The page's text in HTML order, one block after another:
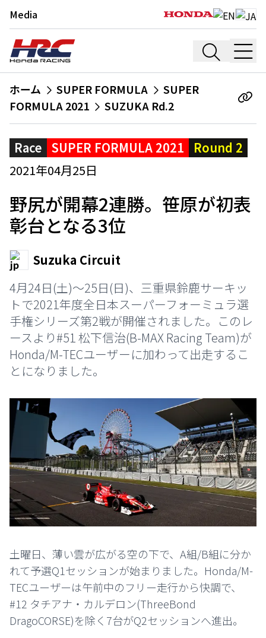
Media
ホーム SUPER FORMULA
SUPER
FORMULA 2021
SUZUKA Rd.2
Race SUPER FORMULA 2021
Round 2
2021年04月25日
野尻が開幕2連勝。笹原が初表
彰台となる3位
Suzuka Circuit
4月24日(土)～25日(日)、三重県鈴鹿サーキッ
トで2021年度全日本スーパーフォーミュラ選
手権シリーズ第2戦が開催されました。このレ
ースより#51 松下信治(B-MAX Racing Team)が
Honda/M-TECユーザーに加わって出走するこ
とになりました。
土曜日、薄い雲が広がる空の下で、A組/B組に分か
れて予選Q1セッションが始まりました。Honda/M-
TECユーザーは午前中のフリー走行から快調で、
#12 タチアナ・カルデロン(ThreeBond
DragoCORSE)を除く7台がQ2セッションへ進出。